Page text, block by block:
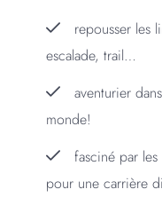
repousser les
escalade, trail…
aventurier
monde!
fasciné par
pour une carrière